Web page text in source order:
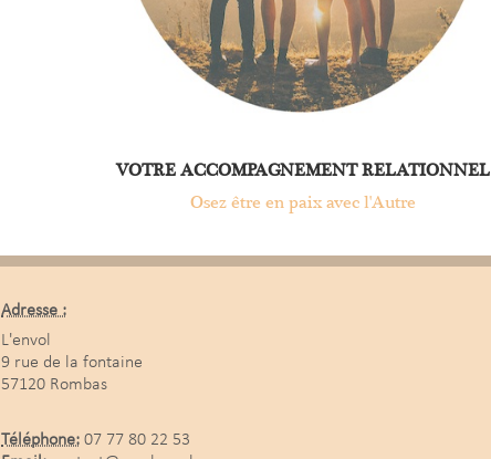
VOTRE ACCOMPAGNEMENT RELATIONNEL
Osez être en paix avec l'Autre
Adresse :
L'envol
9 rue de la fontaine
57120 Rombas
Téléphone: 07 77 80 22 53